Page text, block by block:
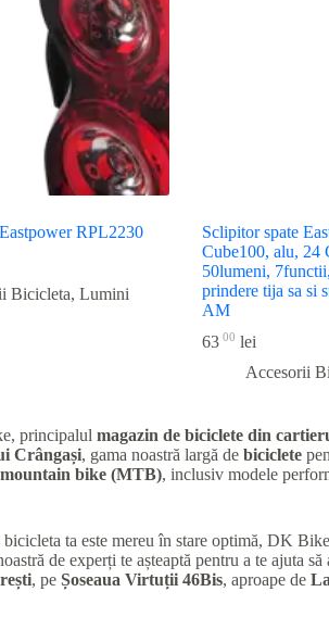
RPL2230
Bicicleta, Lumini
Sclipitor spate
Cube100, alu, 24
50lumeni,
prindere tija sa si
AM
63 00 lei
Accesorii
principalul magazin de biciclete din
Crângași, gama noastră largă de biciclete
bike (MTB), inclusiv modele
bicicleta ta este mereu în stare optimă, DK
de experți te așteaptă pentru a te ajuta
, pe Șoseaua Virtuții 46Bis, aproape de